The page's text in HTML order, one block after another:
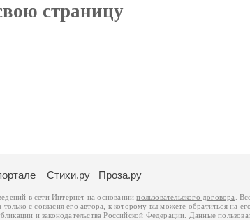
страницу
Стихи.ру Проза.ру
в сети Интернет на основаниипользовательского договора
.
с согласия его автора, к которому вы можете обратиться на
изаконодательства Российской Федерации . Данные